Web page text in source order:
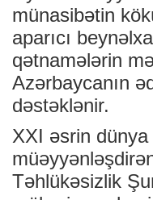
münasibətin
aparıcı
qətnamələrin
Azərbaycanın
dəstəklənir.
XXI əsrin
Təhlükəsizlik